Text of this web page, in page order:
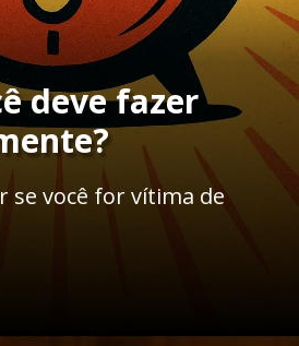
deve fazer
se você for vítima de